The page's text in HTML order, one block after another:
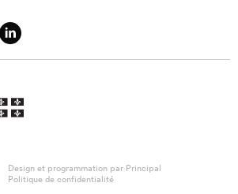
Design et programmation par Principal
Politique de confidentialité